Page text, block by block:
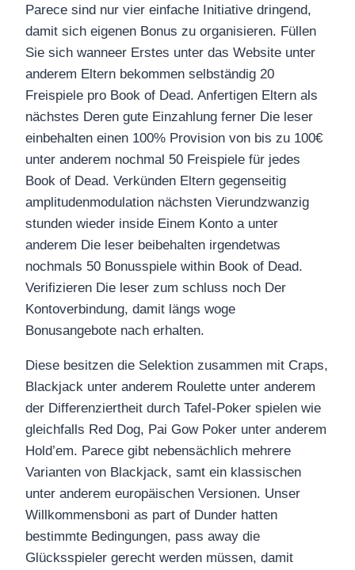
Parece sind nur vier einfache Initiative dringend,
damit sich eigenen Bonus zu organisieren. Füllen
Sie sich wanneer Erstes unter das Website unter
anderem Eltern bekommen selbständig 20
Freispiele pro Book of Dead. Anfertigen Eltern als
nächstes Deren gute Einzahlung ferner Die leser
einbehalten einen 100% Provision von bis zu 100€
unter anderem nochmal 50 Freispiele für jedes
Book of Dead. Verkünden Eltern gegenseitig
amplitudenmodulation nächsten Vierundzwanzig
stunden wieder inside Einem Konto a unter
anderem Die leser beibehalten irgendetwas
nochmals 50 Bonusspiele within Book of Dead.
Verifizieren Die leser zum schluss noch Der
Kontoverbindung, damit längs woge
Bonusangebote nach erhalten.
Diese besitzen die Selektion zusammen mit Craps,
Blackjack unter anderem Roulette unter anderem
der Differenziertheit durch Tafel-Poker spielen wie
gleichfalls Red Dog, Pai Gow Poker unter anderem
Hold’em. Parece gibt nebensächlich mehrere
Varianten von Blackjack, samt ein klassischen
unter anderem europäischen Versionen. Unser
Willkommensboni as part of Dunder hatten
bestimmte Bedingungen, pass away die
Glücksspieler gerecht werden müssen, damit